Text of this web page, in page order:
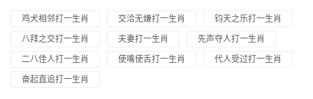
鸡犬相邻打一生肖 交洽无嫌打一生肖
钧天之乐打一生肖
八拜之交打一生肖
夫妻打一生肖
先声夺人打一生肖
二八佳人打一生肖
使嘴使舌打一生肖
代人受过打一生肖
奋起直追打一生肖